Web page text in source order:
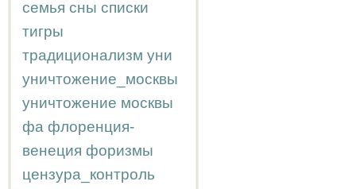
семья сны списки
тигры
традиционализм уни
уничтожение_москвы
уничтожение москвы
фа флоренция-
венеция форизмы
цензура_контроль